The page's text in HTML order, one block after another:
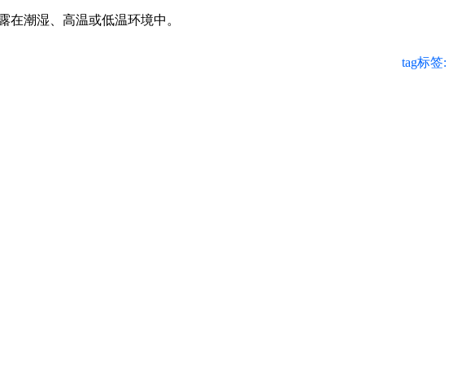
在潮湿、高温或低温环境中。
tag标签: